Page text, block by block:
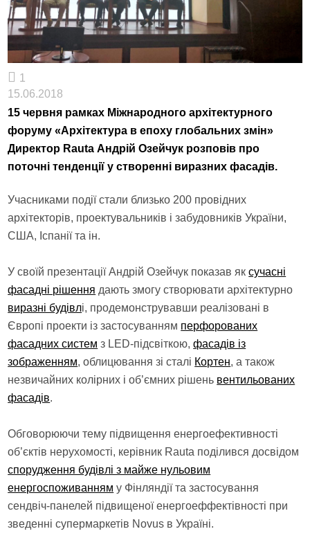
1
15.06.2018
15 червня рамках Міжнародного архітектурного
форуму «Архітектура в епоху глобальних змін»
Директор Rauta Андрій Озейчук розповів про
поточні тенденції у створенні виразних фасадів.
Учасниками події стали близько 200 провідних
архітекторів, проектувальників і забудовників України,
США, Іспанії та ін.
У своїй презентації Андрій Озейчук показав яксучасні
фасадні рішення дають змогу створювати архітектурно
виразні будівлі, продемонструвавши реалізовані в
Європі проекти із застосуванням перфорованих
фасадних систем з LED-підсвіткою,фасадів із
зображенням, облицювання зі сталі Кортен, а також
незвичайних колірних і об’ємних рішень вентильованих
фасадів.
Обговорюючи тему підвищення енергоефективності
об’єктів нерухомості, керівник Rauta поділився досвідом
спорудження будівлі з майже нульовим
енергоспоживанням у Фінляндії та застосування
сендвіч-панелей підвищеної енергоеффектівності при
зведенні супермаркетів Novus в Україні.